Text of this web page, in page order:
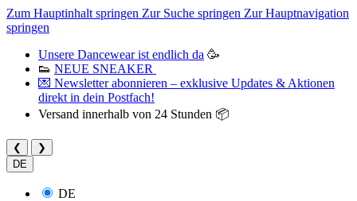
Zum Hauptinhalt springen Zur Suche springen Zur Hauptnavigation
springen
Unsere Dancewear ist endlich da 🥳
👟 NEUE SNEAKER
💌 Newsletter abonnieren – exklusive Updates & Aktionen
direkt in dein Postfach!
Versand innerhalb von 24 Stunden 📦
❮
❯
DE
DE